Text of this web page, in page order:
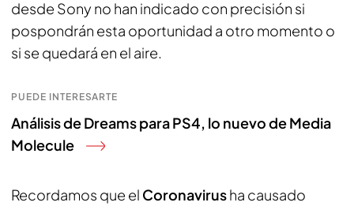
desde Sony no han indicado con precisión si
pospondrán esta oportunidad a otro momento o
si se quedará en el aire.
PUEDE INTERESARTE
Análisis de Dreams para PS4, lo nuevo de Media
Molecule
Recordamos que el Coronavirusha causado